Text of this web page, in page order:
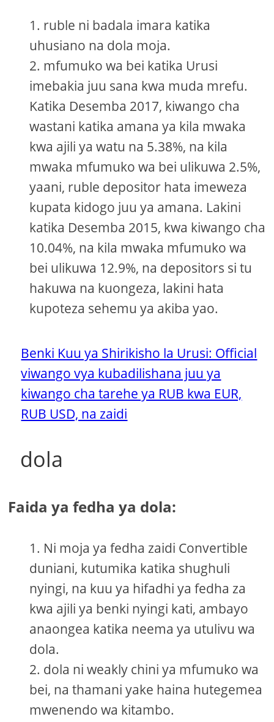
ruble ni badala imara katika
uhusiano na dola moja.
mfumuko wa bei katika Urusi
imebakia juu sana kwa muda mrefu.
Katika Desemba 2017, kiwango cha
wastani katika amana ya kila mwaka
kwa ajili ya watu na 5.38%, na kila
mwaka mfumuko wa bei ulikuwa 2.5%,
yaani, ruble depositor hata imeweza
kupata kidogo juu ya amana. Lakini
katika Desemba 2015, kwa kiwango cha
10.04%, na kila mwaka mfumuko wa
bei ulikuwa 12.9%, na depositors si tu
hakuwa na kuongeza, lakini hata
kupoteza sehemu ya akiba yao.
Benki Kuu ya Shirikisho la Urusi: Official
viwango vya kubadilishana juu ya
kiwango cha tarehe ya RUB kwa EUR,
RUB USD, na zaidi
dola
Faida ya fedha ya dola:
Ni moja ya fedha zaidi Convertible
duniani, kutumika katika shughuli
nyingi, na kuu ya hifadhi ya fedha za
kwa ajili ya benki nyingi kati, ambayo
anaongea katika neema ya utulivu wa
dola.
dola ni weakly chini ya mfumuko wa
bei, na thamani yake haina hutegemea
mwenendo wa kitambo.